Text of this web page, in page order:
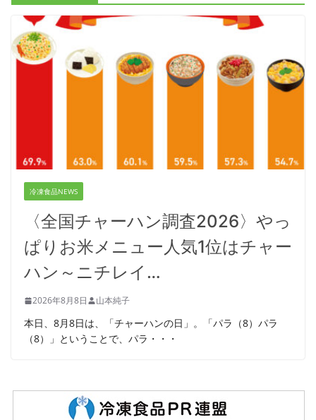
冷凍食品NEWS
〈全国チャーハン調査2026〉やっ
ぱりお米メニュー人気1位はチャー
ハン～ニチレイ…
2026年8月8日 山本純子
本日、8月8日は、「チャーハンの日」。「パラ（8）パラ
（8）」ということで、パラ・・・